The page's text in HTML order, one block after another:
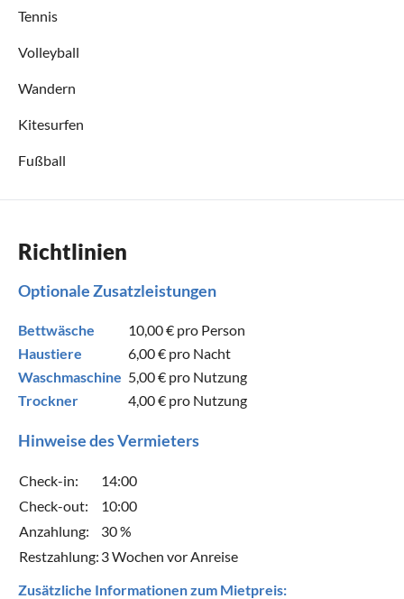
Tennis
Volleyball
Wandern
Kitesurfen
Fußball
Richtlinien
Optionale Zusatzleistungen
Bettwäsche 10,00 € pro Person
Haustiere
6,00 € pro Nacht
Waschmaschine 5,00 € pro Nutzung
Trockner
4,00 € pro Nutzung
Hinweise des Vermieters
Check-in:
14:00
Check-out:
10:00
Anzahlung:
30 %
Restzahlung: 3 Wochen vor Anreise
Zusätzliche Informationen zum Mietpreis: